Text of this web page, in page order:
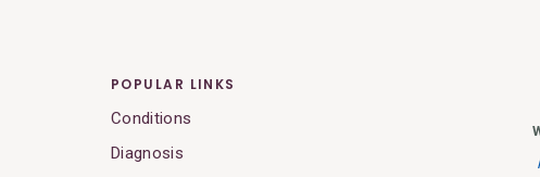
POPULAR LINKS
Conditions
Diagnosis